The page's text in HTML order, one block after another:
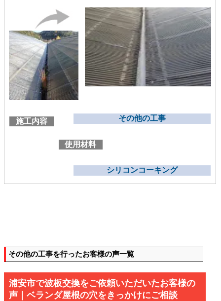
施工内容 その他の工事
使用材料
シリコンコーキング
その他の工事を行ったお客様の声一覧
浦安市で波板交換をご依頼いただいたお客様の
声｜ベランダ屋根の穴をきっかけにご相談